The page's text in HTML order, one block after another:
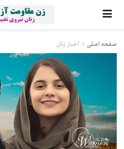
صفحه اصلی اخبار زنان